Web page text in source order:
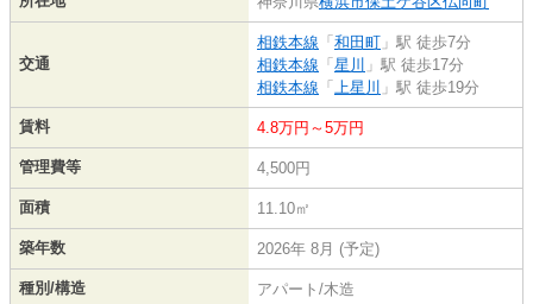
交通
相鉄本線 「 和田町 」駅 徒歩7分
相鉄本線 「 星川 」駅 徒歩17分
相鉄本線 「 上星川 」駅 徒歩19分
賃料 4.8万円～5万円
管理費等 4,500円
面積 11.10㎡
築年数 2026年 8月 (予定)
種別/構造 アパート/木造